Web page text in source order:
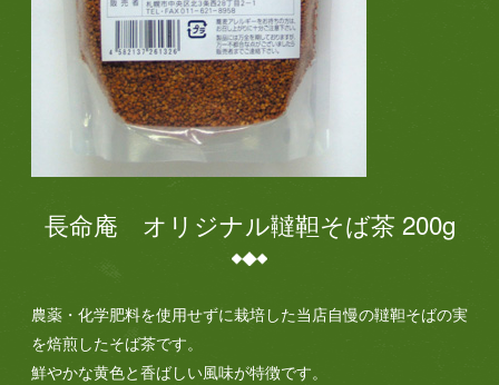
長命庵 オリジナル韃靼そば茶 200g
農薬・化学肥料を使用せずに栽培した当店自慢の韃靼そばの実
を焙煎したそば茶です。
鮮やかな黄色と香ばしい風味が特徴です。